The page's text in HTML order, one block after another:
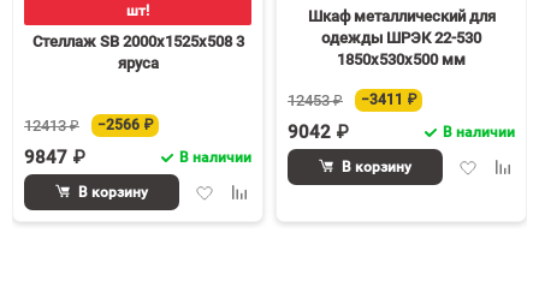
шт!
Стеллаж SB 2000х1525х508 3
яруса
12413 ₽ −2566 ₽
9847 ₽ В наличии
ДобавитьДобавить
В корзину
Шкаф металлический для
одежды ШРЭК 22-530
1850х530х500 мм
12453 ₽ −3411 ₽
9042 ₽ В наличии
Добавить
В корзину